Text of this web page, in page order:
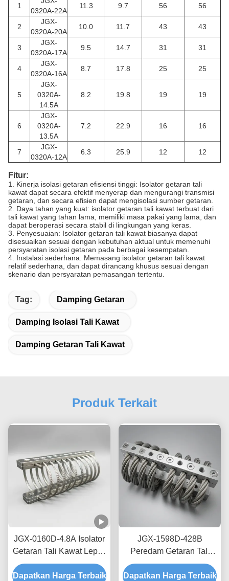
1
0320A-22A
11.3 9.7 56 56
2
JGX-
0320A-20A
10.0 11.7 43 43
3
JGX-
0320A-17A
9.5 14.7 31 31
4
JGX-
0320A-16A
8.7 17.8 25 25
5
JGX-
0320A-
14.5A
8.2 19.8 19 19
6
JGX-
0320A-
13.5A
7.2 22.9 16 16
7
JGX-
0320A-12A
6.3 25.9 12 12
Fitur:
1. Kinerja isolasi getaran efisiensi tinggi: Isolator getaran tali
kawat dapat secara efektif menyerap dan mengurangi transmisi
getaran, dan secara efisien dapat mengisolasi sumber getaran.
2. Daya tahan yang kuat: isolator getaran tali kawat terbuat dari
tali kawat yang tahan lama, memiliki masa pakai yang lama, dan
dapat beroperasi secara stabil di lingkungan yang keras.
3. Penyesuaian: Isolator getaran tali kawat biasanya dapat
disesuaikan sesuai dengan kebutuhan aktual untuk memenuhi
persyaratan isolasi getaran pada berbagai kesempatan.
4. Instalasi sederhana: Memasang isolator getaran tali kawat
relatif sederhana, dan dapat dirancang khusus sesuai dengan
skenario dan persyaratan pemasangan tertentu.
Tag: Damping Getaran
Damping Isolasi Tali Kawat
Damping Getaran Tali Kawat
Produk Terkait
JGX-0160D-4.8A Isolator
Getaran Tali Kawat Lepas
Pantai Laut Bebas
Perawatan Shock Mount
Dapatkan Harga Terbaik
JGX-1598D-428B
Peredam Getaran Tali
Kawat Tanpa Creep,
Gesekan Bebas Oli,
Dapatkan Harga Terbaik